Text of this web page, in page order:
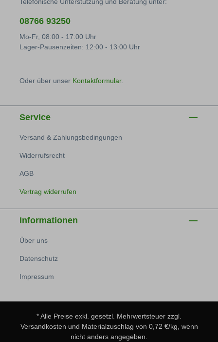
08766 93250
Mo-Fr, 08:00 - 17:00 Uhr
Lager-Pausenzeiten: 12:00 - 13:00 Uhr
Oder über unser Kontaktformular.
Service
Versand & Zahlungsbedingungen
Widerrufsrecht
AGB
Vertrag widerrufen
Informationen
Über uns
Datenschutz
Impressum
* Alle Preise exkl. gesetzl. Mehrwertsteuer zzgl.
Versandkosten und Materialzuschlag von 0,72 €/kg, wenn
nicht anders angegeben.